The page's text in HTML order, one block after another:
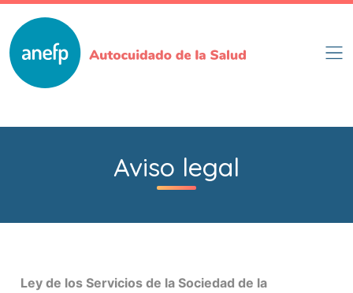
main
content
Aviso legal
Ley de los Servicios de la Sociedad de la